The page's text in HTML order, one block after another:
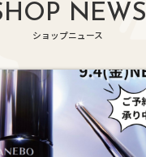
NEWS
ショップニュース